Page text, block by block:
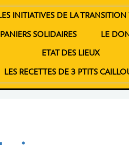
INITIATIVES DE LA TRANSITION
PANIERS SOLIDAIRES LE
ETAT DES LIEUX
LES RECETTES DE 3 PTITS